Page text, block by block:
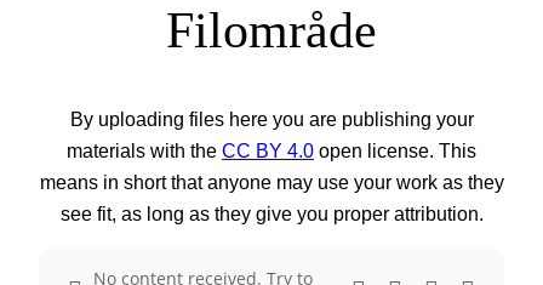
Filområde
By uploading files here you are publishing your
materials with the CC BY 4.0 open license. This
means in short that anyone may use your work as they
see fit, as long as they give you proper attribution.
No content received. Try to